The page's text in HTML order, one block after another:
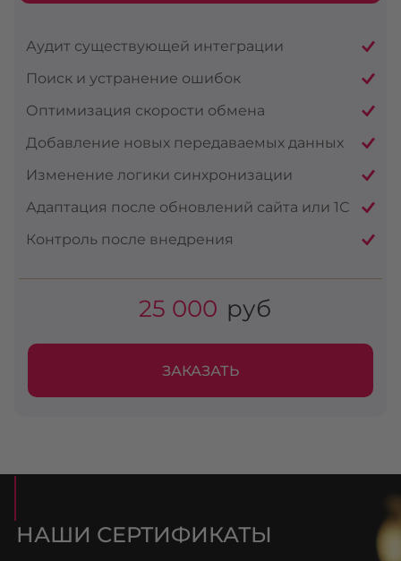
Аудит существующей интеграции
Поиск и устранение ошибок
Оптимизация скорости обмена
Добавление новых передаваемых данных
Изменение логики синхронизации
Адаптация после обновлений сайта или 1С
Контроль после внедрения
25 000 руб
ЗАКАЗАТЬ
НАШИ СЕРТИФИКАТЫ